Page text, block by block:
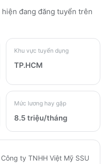
hiện đang đăng tuyển trên
Khu vực tuyển dụng
TP.HCM
Mức lương hay gặp
8.5 triệu/tháng
Công ty TNHH Việt Mỹ SSU